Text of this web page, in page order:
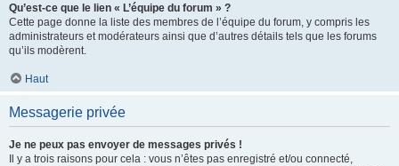
Qu’est-ce que le lien « L’équipe du forum » ?
Cette page donne la liste des membres de l’équipe du forum, y compris les
administrateurs et modérateurs ainsi que d’autres détails tels que les forums
qu’ils modèrent.
Haut
Messagerie privée
Je ne peux pas envoyer de messages privés !
Il y a trois raisons pour cela : vous n’êtes pas enregistré et/ou connecté,